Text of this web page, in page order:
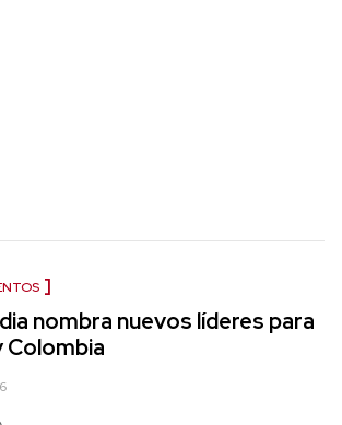
nombra nuevos líderes para
Colombia